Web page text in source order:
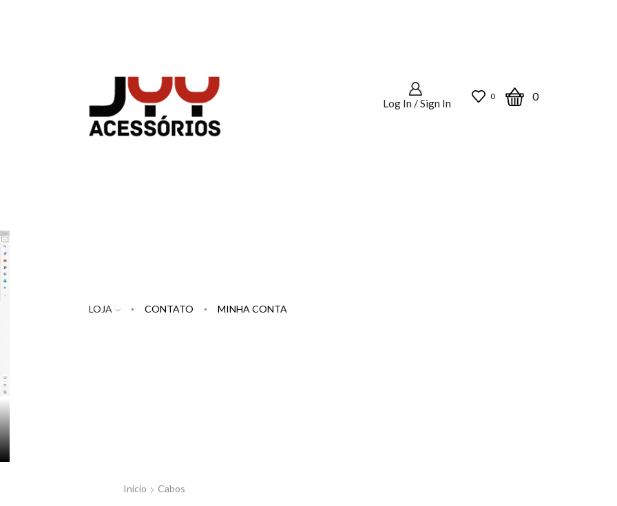
Log In / Sign In
0 0
LOJA CONTATO MINHA CONTA
Início Cabos